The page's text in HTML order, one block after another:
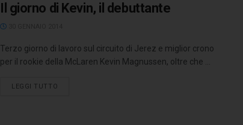
Il giorno di Kevin, il debuttante
Terzo giorno di lavoro sul circuito di Jerez e miglior crono
per il rookie della McLaren Kevin Magnussen, oltre che ...
LEGGI TUTTO